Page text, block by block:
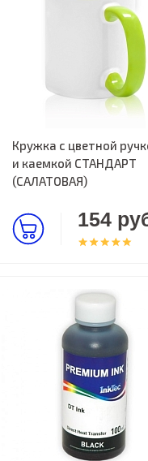
Кружка с цветной
и каемкой СТАНДАРТ
(САЛАТОВАЯ)
154